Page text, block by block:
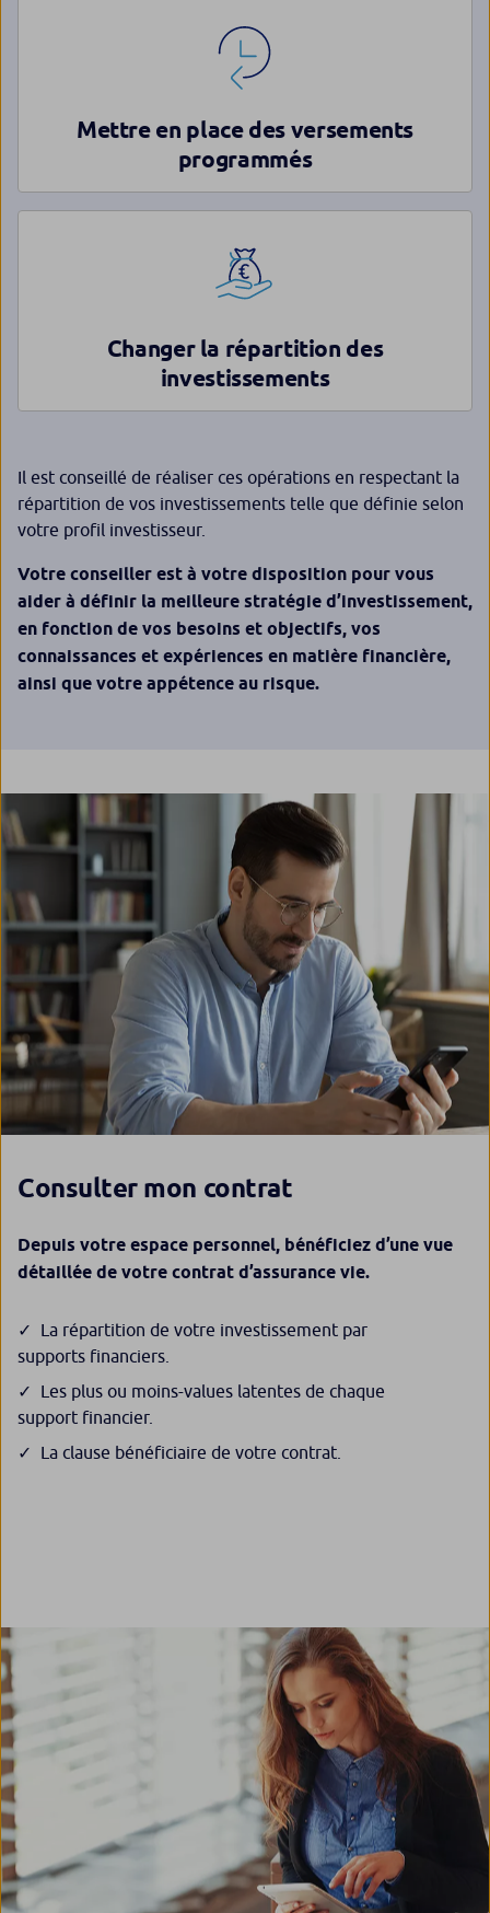
Mettre en place des versements
programmés
Changer la répartition des
investissements
Il est conseillé de réaliser ces opérations en respectant la
répartition de vos investissements telle que définie selon
votre profil investisseur.
Votre conseiller est à votre disposition pour vous
aider à définir la meilleure stratégie d’investissement,
en fonction de vos besoins et objectifs, vos
connaissances et expériences en matière financière,
ainsi que votre appétence au risque.
Consulter mon contrat
Depuis votre espace personnel, bénéficiez d’une vue
détaillée de votre contrat d’assurance vie.
La répartition de votre investissement par
supports financiers.
Les plus ou moins-values latentes de chaque
support financier.
La clause bénéficiaire de votre contrat.